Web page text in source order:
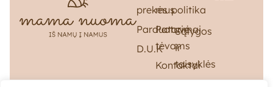
prekės
Parduotuvė
D.U.K
mus
Patarimai
tėvams
Kontaktai
politika
Sąlygos
ir
taisyklės